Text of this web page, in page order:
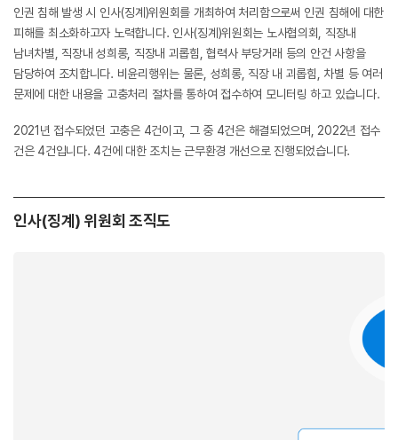
인권 침해 발생 시 인사(징계)위원회를 개최하여 처리함으로써 인권 침해에 대한
피해를 최소화하고자 노력합니다. 인사(징계)위원회는 노사협의회, 직장내
남녀차별, 직장내 성희롱, 직장내 괴롭힘, 협력사 부당거래 등의 안건 사항을
담당하여 조치합니다. 비윤리행위는 물론, 성희롱, 직장 내 괴롭힘, 차별 등 여러
문제에 대한 내용을 고충처리 절차를 통하여 접수하여 모니터링 하고 있습니다.
2021년 접수되었던 고충은 4건이고, 그 중 4건은 해결되었으며, 2022년 접수
건은 4건입니다. 4건에 대한 조치는 근무환경 개선으로 진행되었습니다.
인사(징계) 위원회 조직도